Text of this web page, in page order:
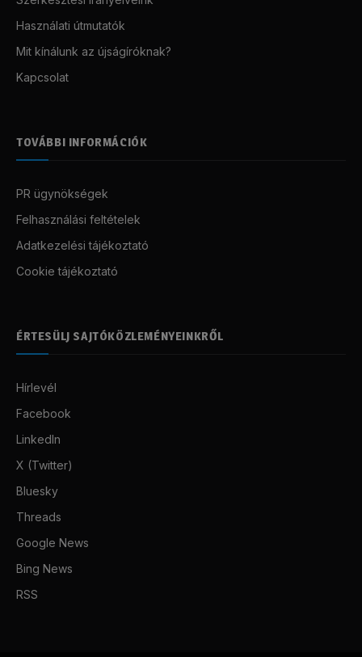
Használati útmutatók
Mit kínálunk az újságíróknak?
Kapcsolat
TOVÁBBI INFORMÁCIÓK
PR ügynökségek
Felhasználási feltételek
Adatkezelési tájékoztató
Cookie tájékoztató
ÉRTESÜLJ SAJTÓKÖZLEMÉNYEINKRŐL
Hírlevél
Facebook
LinkedIn
X (Twitter)
Bluesky
Threads
Google News
Bing News
RSS